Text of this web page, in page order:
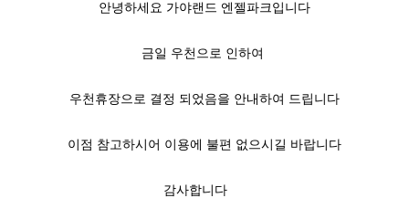
안녕하세요 가야랜드 엔젤파크입니다
금일 우천으로 인하여
우천휴장으로 결정 되었음을 안내하여 드립니다
이점 참고하시어 이용에 불편 없으시길 바랍니다
감사합니다​